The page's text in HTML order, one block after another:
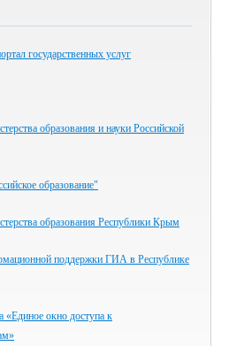
государственных услуг
образования и науки Российской
образование"
образования Республики Крым
поддержки ГИА в Республике
окно доступа к